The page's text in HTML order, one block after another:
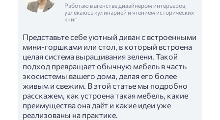
Работаю в агенстве дизайнером интерьеров,
увлекаюсь кулинарией и чтением исторических
книг
Представьте себе уютный диван с встроенными
мини-горшками или стол, в который встроена
целая система выращивания зелени. Такой
подход превращает обычную мебель в часть
экосистемы вашего дома, делая его более
живым и свежим. В этой статье мы подробно
расскажем, как устроена такая мебель, какие
преимущества она даёт и какие идеи уже
реализованы на практике.